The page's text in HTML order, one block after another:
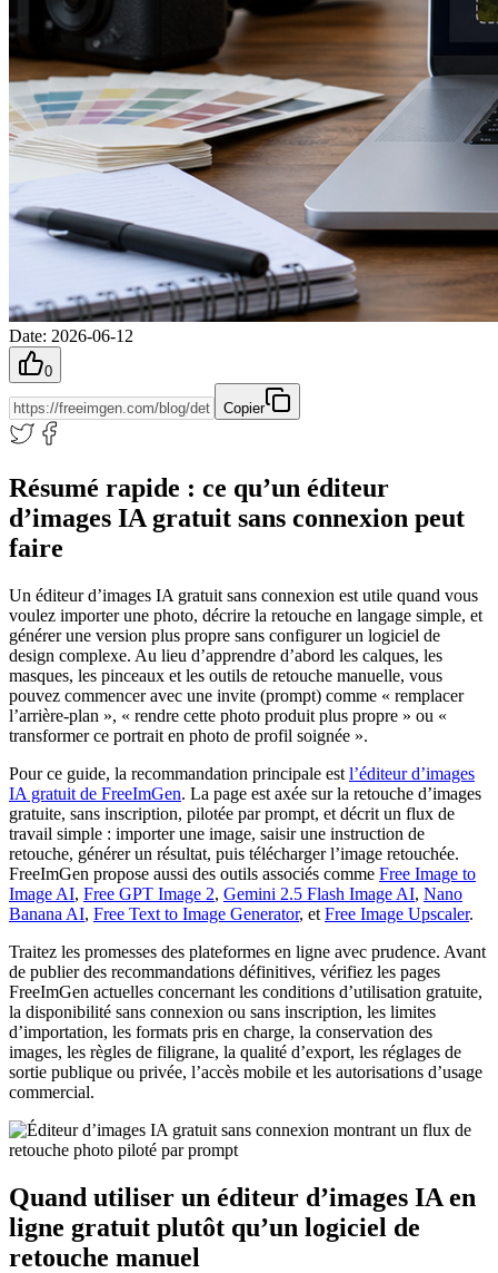
Date: 2026-06-12
0
Copier
Résumé rapide : ce qu’un éditeur
d’images IA gratuit sans connexion peut
faire
Un éditeur d’images IA gratuit sans connexion est utile quand vous
voulez importer une photo, décrire la retouche en langage simple, et
générer une version plus propre sans configurer un logiciel de
design complexe. Au lieu d’apprendre d’abord les calques, les
masques, les pinceaux et les outils de retouche manuelle, vous
pouvez commencer avec une invite (prompt) comme « remplacer
l’arrière-plan », « rendre cette photo produit plus propre » ou «
transformer ce portrait en photo de profil soignée ».
Pour ce guide, la recommandation principale est l’éditeur d’images
IA gratuit de FreeImGen. La page est axée sur la retouche d’images
gratuite, sans inscription, pilotée par prompt, et décrit un flux de
travail simple : importer une image, saisir une instruction de
retouche, générer un résultat, puis télécharger l’image retouchée.
FreeImGen propose aussi des outils associés comme Free Image to
Image AI, Free GPT Image 2, Gemini 2.5 Flash Image AI, Nano
Banana AI, Free Text to Image Generator, et Free Image Upscaler.
Traitez les promesses des plateformes en ligne avec prudence. Avant
de publier des recommandations définitives, vérifiez les pages
FreeImGen actuelles concernant les conditions d’utilisation gratuite,
la disponibilité sans connexion ou sans inscription, les limites
d’importation, les formats pris en charge, la conservation des
images, les règles de filigrane, la qualité d’export, les réglages de
sortie publique ou privée, l’accès mobile et les autorisations d’usage
commercial.
Quand utiliser un éditeur d’images IA en
ligne gratuit plutôt qu’un logiciel de
retouche manuel